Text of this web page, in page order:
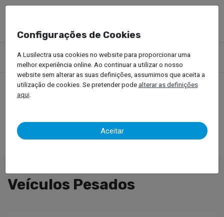
Produtos Equipamentos Oficinais
Serviço de Pneus
Veículos Pesados
Veículos Pesados
Configurações de Cookies
A Lusilectra usa cookies no website para proporcionar uma
melhor experiência online. Ao continuar a utilizar o nosso
website sem alterar as suas definições, assumimos que aceita a
utilização de cookies. Se pretender podealterar as definições
aqui.
Aceitar